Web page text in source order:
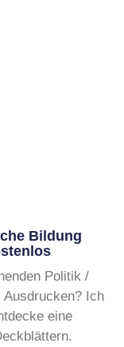
Bildung
Politik /
Ausdrucken? Ich
eine